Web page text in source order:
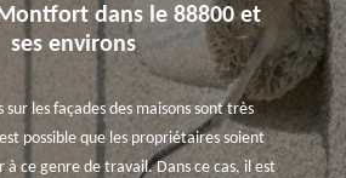
dans le 88800 et
ses environs
sur les façades des maisons sont très
possible que les propriétaires soient
à ce genre de travail. Dans ce cas, il est